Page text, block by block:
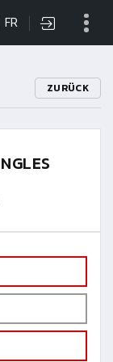
FR
ZURÜCK